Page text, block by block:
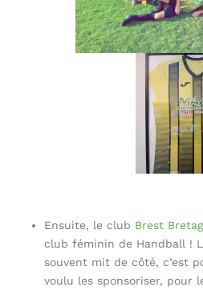
Ensuite, le club Brest
club féminin de Handball !
souvent mit de côté, c’est
voulu les sponsoriser, pour